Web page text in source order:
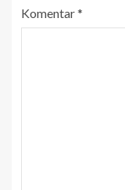
Komentar*